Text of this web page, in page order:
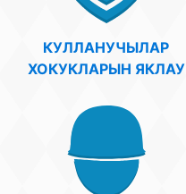
КУЛЛАНУЧЫЛАР
ХОКУКЛАРЫН ЯКЛАУ